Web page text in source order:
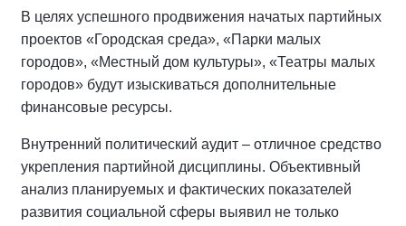
В целях успешного продвижения начатых партийных
проектов «Городская среда», «Парки малых
городов», «Местный дом культуры», «Театры малых
городов» будут изыскиваться дополнительные
финансовые ресурсы.
Внутренний политический аудит – отличное средство
укрепления партийной дисциплины. Объективный
анализ планируемых и фактических показателей
развития социальной сферы выявил не только